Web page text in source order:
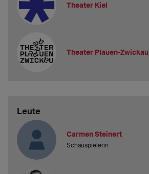
Theater Kiel
Theater Plauen-Zwickau
Leute
Carmen Steinert
Schauspielerin